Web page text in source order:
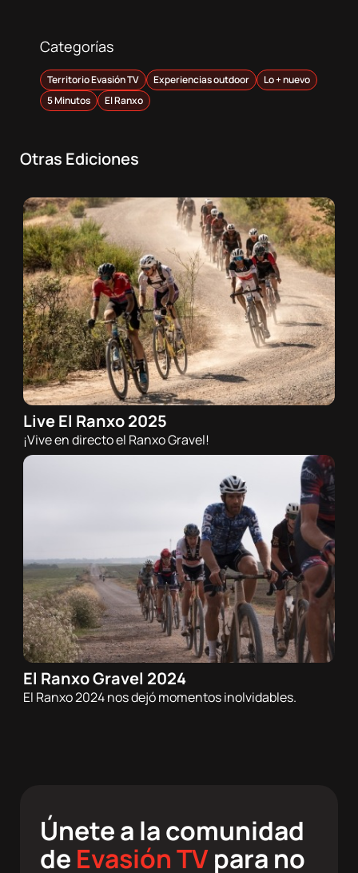
Categorías
Territorio Evasión TV Experiencias outdoor
Lo + nuevo
5 Minutos
El Ranxo
Otras Ediciones
28/09/2025 - 07:30h
Gravel
Live El Ranxo 2025
¡Vive en directo el Ranxo Gravel!
17/10/2024 - 22:00h
Gravel
El Ranxo Gravel 2024
El Ranxo 2024 nos dejó momentos inolvidables.
Únete a la comunidad
de Evasión TVpara no